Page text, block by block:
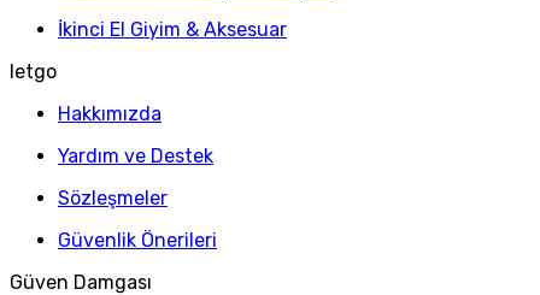
İkinci El Giyim & Aksesuar
letgo
Hakkımızda
Yardım ve Destek
Sözleşmeler
Güvenlik Önerileri
Güven Damgası